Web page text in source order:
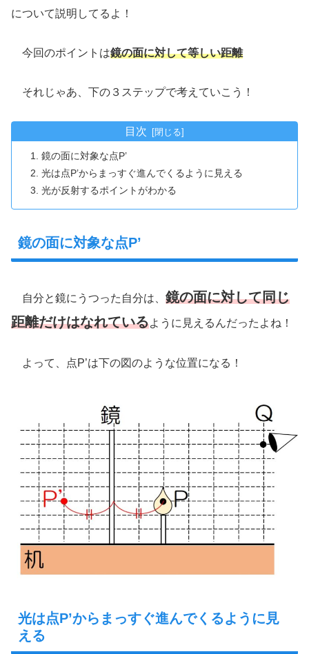
について説明してるよ！
今回のポイントは鏡の面に対して等しい距離
それじゃあ、下の３ステップで考えていこう！
目次
鏡の面に対象な点P’
光は点P’からまっすぐ進んでくるように見える
光が反射するポイントがわかる
鏡の面に対象な点P’
自分と鏡にうつった自分は、 鏡の面に対して同じ
距離だけはなれているように見えるんだったよね！
よって、点P’は下の図のような位置になる！
光は点P’からまっすぐ進んでくるように見
える